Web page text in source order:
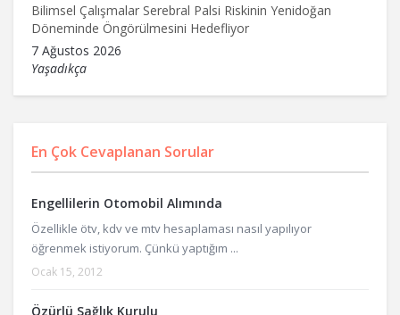
Bilimsel Çalışmalar Serebral Palsi Riskinin Yenidoğan
Döneminde Öngörülmesini Hedefliyor
7 Ağustos 2026
Yaşadıkça
En Çok Cevaplanan Sorular
Engellilerin Otomobil Alımında
Özellikle ötv, kdv ve mtv hesaplaması nasıl yapılıyor
öğrenmek istiyorum. Çünkü yaptığım ...
Ocak 15, 2012
Özürlü Sağlık Kurulu